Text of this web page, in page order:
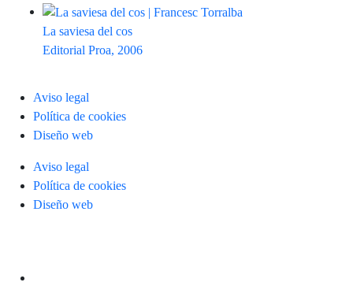
La saviesa del cos
Editorial Proa, 2006
Aviso legal
Política de cookies
Diseño web
Aviso legal
Política de cookies
Diseño web